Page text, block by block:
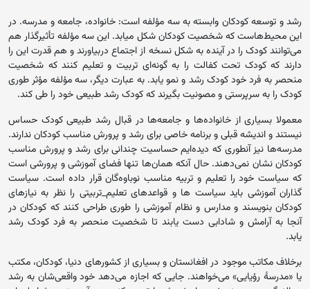
رشد و توسعه کودکان وابسته به سه مؤلفه است: خانواده، جامعه و مدرسه. در
این محیط‌هاست که شخصیت کودکان شکل میابد. این سه مؤلفه تأثیرگذار هم
می‌توانند کودک را در آینده به شکل نسخه از اجتماع دربیاورند و هم قدرت این را
دارند که کودک تحت کفالت را به گونه‌ای تربیت و تعلیم کنند که شخصیت
منحصر به فرد خود کودک رشد و نمو یابد. به عبارت دیگر، سه مؤلفه مؤثر طوری
کودک را به سرپرستی و مصونیت بگیرند که کودک رشد طبیعی خود را طی کند.
معمولا بسیاری از خانواده‌ها و جامعه‌ها در قبال رشد طبیعی کودک حساس
نیستند و اندیشه قبلی و برنامه خاصی برای رشد و پرورش مناسب کودکان ندارند.
مدرسه‌ها نیز آنطوری که دیده‌ایم حساسیت چندانی برای رشد و پرورش مناسب
کودکان نشان نمی‌دهند. حال آنکه همان‌ها تنها فضای آموزشی و پرورشی است
که سیاست خود را تعلیم و تربیه مناسب نوباوه‌گان قرار داده است. سیاست
گذاران آموزشی باید سیاست ها و قواعدهای تعلیم_تربیتی را نظر به نیازهای
کودکان بنویسند و مدارس و نظام آموزشی را طوری طراحی کنند که کودکان در
آنجا به آرامش و شادابی دست یابند تا شخصیت منحصر به فرد کودک رشد
یابد.
برخلاف مکاتب موجود در افغانستان و بسیاری از کشورهای دنیا، کودکان، مکتب
یا «مدرسۀ رؤیایی» می‌خواهند. جایی که اجازه می‌دهد خود واقعی‌شان به رشد